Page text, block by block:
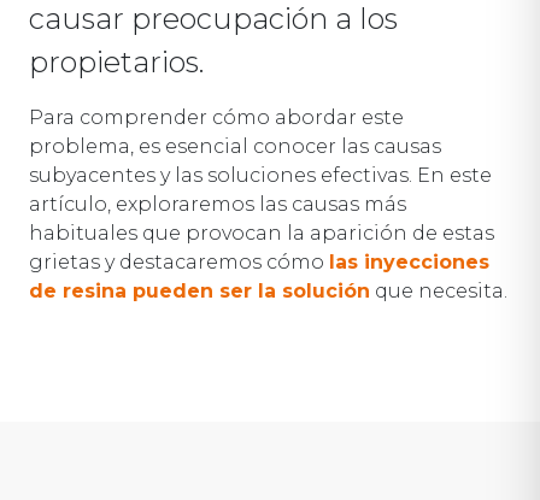
causar preocupación a los
propietarios.
Para comprender cómo abordar este
problema, es esencial conocer las causas
subyacentes y las soluciones efectivas. En este
artículo, exploraremos las causas más
habituales que provocan la aparición de estas
grietas y destacaremos cómo las inyecciones
de resina pueden ser la solución que necesita.